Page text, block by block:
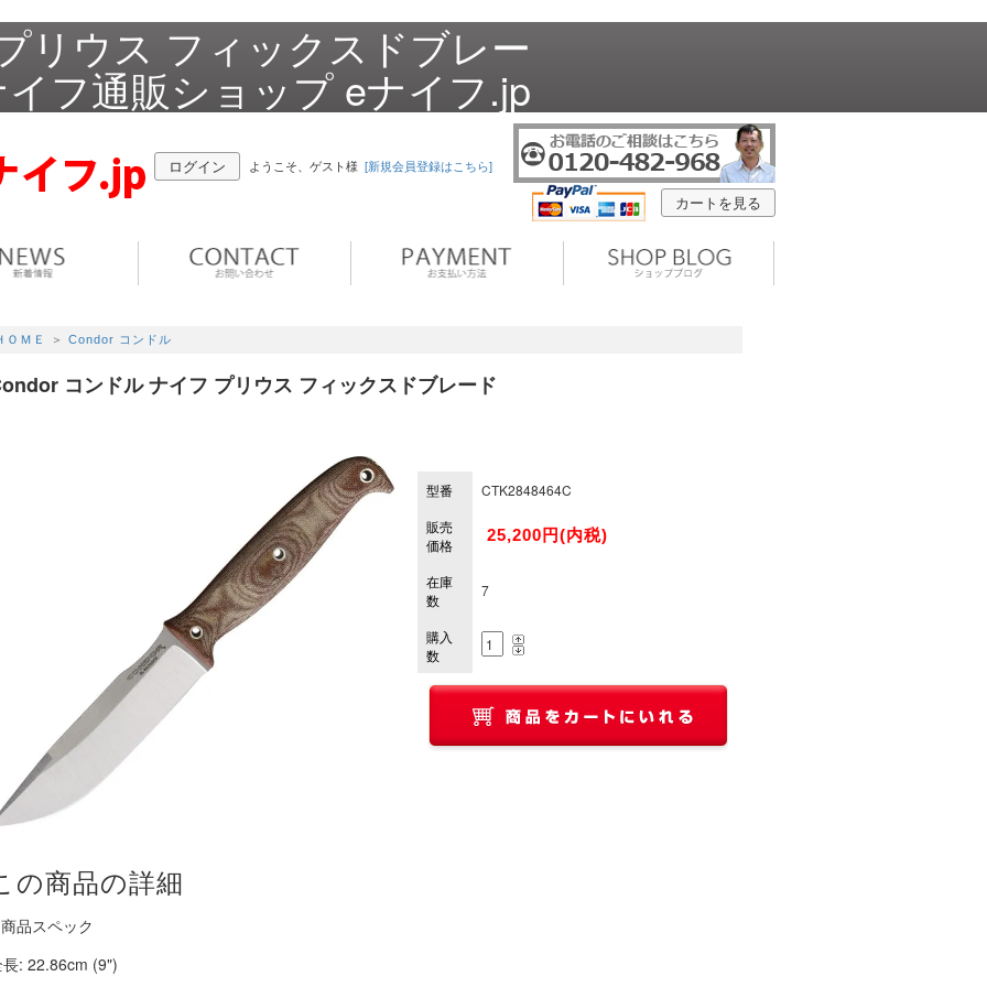
リウス フィックスドブレー
フ通販ショップ eナイフ.jp
カートを見る
ログイン ようこそ、ゲスト様 [新規会員登録はこちら]
ＯＭＥ ＞ Condor コンドル
コンドル ナイフ プリウス フィックスドブレード
型番
CTK2848464C
販売
価格
25,200円(内税)
在庫
数
7
購入
数
の商品の詳細
品スペック
: 22.86cm (9")